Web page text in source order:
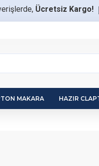
Ücretsiz Kargo!
MAKARA HAZIR